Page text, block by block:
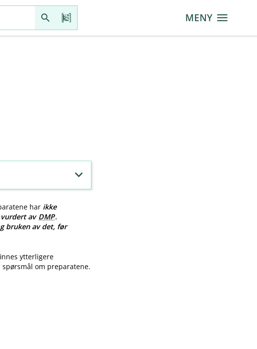
MENY
har ikke
av DMP.
bruken av det, før
ytterligere
om preparatene.